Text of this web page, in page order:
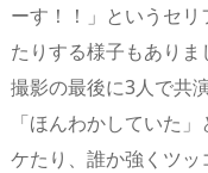
ーす！！」というセ
たりする様子もありま
撮影の最後に3人で共
「ほんわかしていた
ケたり、誰か強くツ